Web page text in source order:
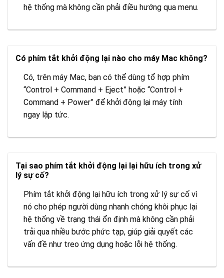
hệ thống mà không cần phải điều hướng qua menu.
Có phím tắt khởi động lại nào cho máy Mac không?
Có, trên máy Mac, bạn có thể dùng tổ hợp phím
“Control + Command + Eject” hoặc “Control +
Command + Power” để khởi động lại máy tính
ngay lập tức.
Tại sao phím tắt khởi động lại lại hữu ích trong xử
lý sự cố?
Phím tắt khởi động lại hữu ích trong xử lý sự cố vì
nó cho phép người dùng nhanh chóng khôi phục lại
hệ thống về trạng thái ổn định mà không cần phải
trải qua nhiều bước phức tạp, giúp giải quyết các
vấn đề như treo ứng dụng hoặc lỗi hệ thống.